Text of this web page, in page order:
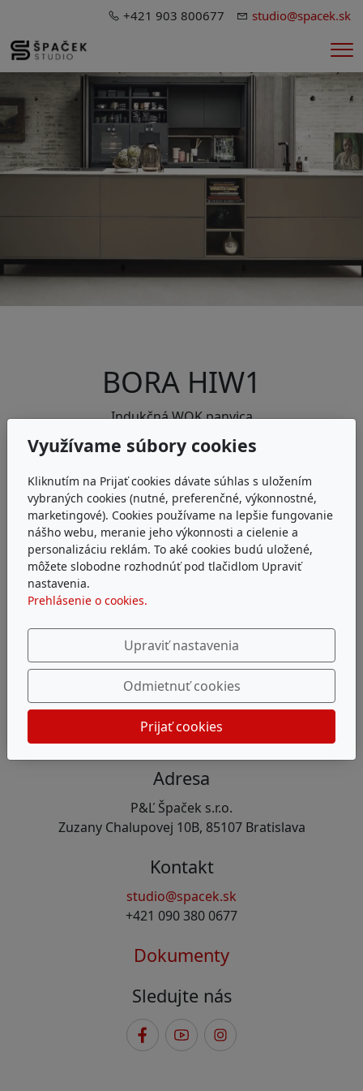
+421 903 800677 studio@spacek.sk
BORA HIW1
Indukčná WOK panvica
Adresa
P&Ľ Špaček s.r.o.
Zuzany Chalupovej 10B, 85107 Bratislava
Kontakt
studio@spacek.sk
+421 090 380 0677
Dokumenty
Sledujte nás
Využívame súbory cookies
Kliknutím na Prijať cookies dávate súhlas s uložením
vybraných cookies (nutné, preferenčné, výkonnostné,
marketingové). Cookies používame na lepšie fungovanie
nášho webu, meranie jeho výkonnosti a cielenie a
personalizáciu reklám. To aké cookies budú uložené,
môžete slobodne rozhodnúť pod tlačidlom Upraviť
nastavenia.
Prehlásenie o cookies.
Upraviť nastavenia
Odmietnuť cookies
Prijať cookies